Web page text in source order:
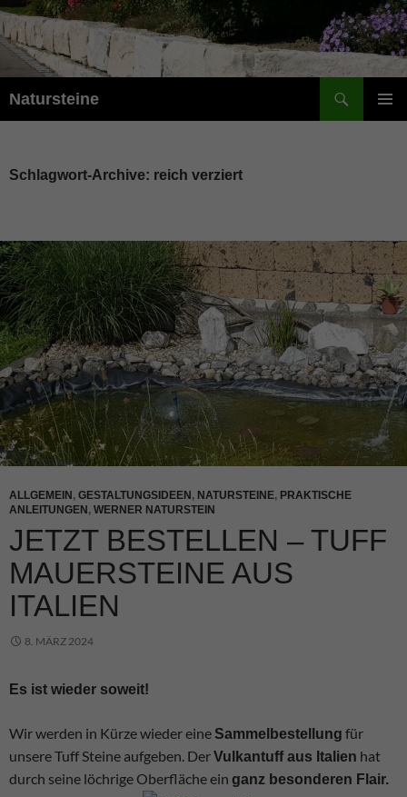
Natursteine
Schlagwort-Archive: reich verziert
ALLGEMEIN, GESTALTUNGSIDEEN, NATURSTEINE, PRAKTISCHE
ANLEITUNGEN, WERNER NATURSTEIN
JETZT BESTELLEN – TUFF
MAUERSTEINE AUS
ITALIEN
8. MÄRZ 2024
Es ist wieder soweit!
Wir werden in Kürze wieder eineSammelbestellung für
unsere Tuff Steine aufgeben. DerVulkantuff aus Italien hat
durch seine löchrige Oberfläche ein ganz besonderen Flair.